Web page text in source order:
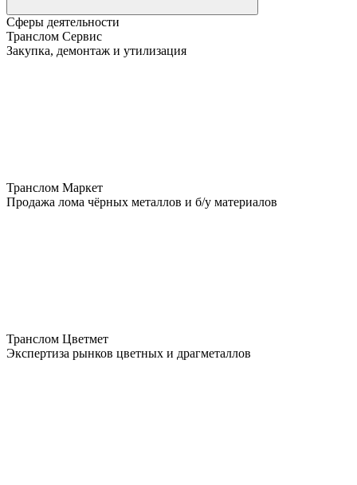
Сферы деятельности
Транслом Сервис
Закупка, демонтаж и утилизация
Транслом Маркет
Продажа лома чёрных металлов и б/у материалов
Транслом Цветмет
Экспертиза рынков цветных и драгметаллов